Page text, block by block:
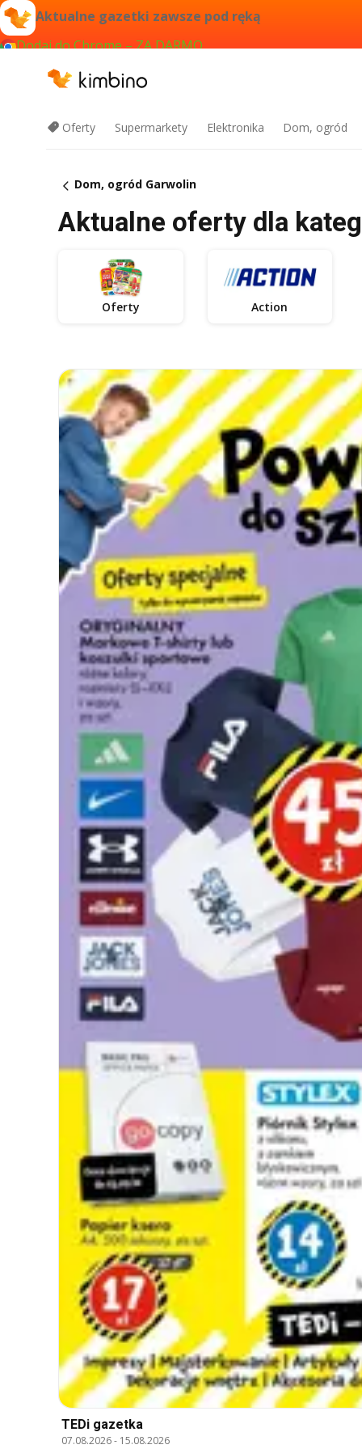
Aktualne gazetki zawsze pod ręką
Dodaj do Chrome – ZA DARMO
Oferty Supermarkety Elektronika Dom, ogród
Dom, ogród Garwolin
Aktualne oferty dla
Oferty Action
TEDi gazetka
07.08.2026- 15.08.2026